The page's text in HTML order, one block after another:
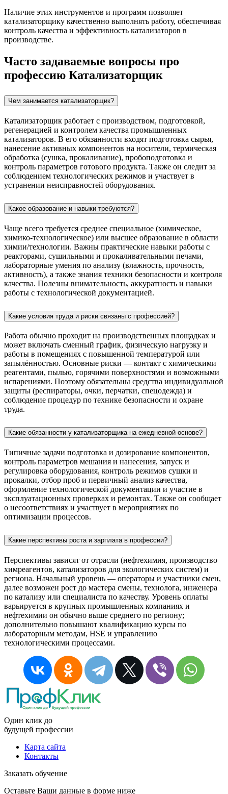
Наличие этих инструментов и программ позволяет
катализаторщику качественно выполнять работу, обеспечивая
контроль качества и эффективность катализаторов в
производстве.
Часто задаваемые вопросы про
профессию Катализаторщик
Чем занимается катализаторщик?
Катализаторщик работает с производством, подготовкой,
регенерацией и контролем качества промышленных
катализаторов. В его обязанности входят подготовка сырья,
нанесение активных компонентов на носители, термическая
обработка (сушка, прокаливание), пробоподготовка и
контроль параметров готового продукта. Также он следит за
соблюдением технологических режимов и участвует в
устранении неисправностей оборудования.
Какое образование и навыки требуются?
Чаще всего требуется среднее специальное (химическое,
химико-технологическое) или высшее образование в области
химии/технологии. Важны практические навыки работы с
реакторами, сушильными и прокаливательными печами,
лабораторные умения по анализу (влажность, прочность,
активность), а также знания техники безопасности и контроля
качества. Полезны внимательность, аккуратность и навыки
работы с технологической документацией.
Какие условия труда и риски связаны с профессией?
Работа обычно проходит на производственных площадках и
может включать сменный график, физическую нагрузку и
работы в помещениях с повышенной температурой или
запылённостью. Основные риски — контакт с химическими
реагентами, пылью, горячими поверхностями и возможными
испарениями. Поэтому обязательны средства индивидуальной
защиты (респираторы, очки, перчатки, спецодежда) и
соблюдение процедур по технике безопасности и охране
труда.
Какие обязанности у катализаторщика на ежедневной основе?
Типичные задачи подготовка и дозирование компонентов,
контроль параметров мешания и нанесения, запуск и
регулировка оборудования, контроль режимов сушки и
прокалки, отбор проб и первичный анализ качества,
оформление технологической документации и участие в
эксплуатационных проверках и ремонтах. Также он сообщает
о несоответствиях и участвует в мероприятиях по
оптимизации процессов.
Какие перспективы роста и зарплата в профессии?
Перспективы зависят от отрасли (нефтехимия, производство
химреагентов, катализаторов для экологических систем) и
региона. Начальный уровень — операторы и участники смен,
далее возможен рост до мастера смены, технолога, инженера
по катализу или специалиста по качеству. Уровень оплаты
варьируется в крупных промышленных компаниях и
нефтехимии он обычно выше среднего по региону;
дополнительно повышают квалификацию курсы по
лабораторным методам, HSE и управлению
технологическими процессами.
Один клик до
будущей профессии
Карта сайта
Контакты
Заказать обучение
Оставьте Ваши данные в форме ниже